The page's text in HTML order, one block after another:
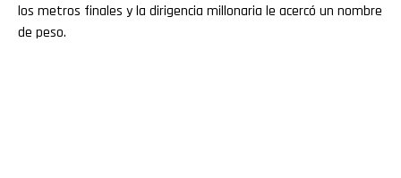
los metros finales y la dirigencia millonaria le acercó un nombre
de peso.